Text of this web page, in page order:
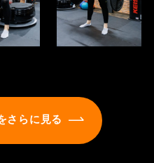
さらに見る